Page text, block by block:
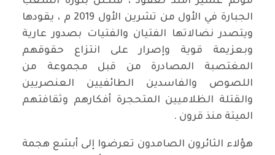
الجبارة في الأول من تشرين الأول 2019 م ، يقودها
ويتصدر نضالاتها الفتيان والفتيات بصدور عارية
وبعزيمة قوية وإصرار على انتزاع حقوقهم
المغتصبة المصادرة من قبل مجموعة من
اللصوص والفاسدين الطائفيين العنصريين
والقتلة الظلاميين المتحجرة أفكارهم وثقافتهم
الميتة منذ قرون .
هؤلاء الثائرون الصامدون تعرضوا إلى أبشع هجمة